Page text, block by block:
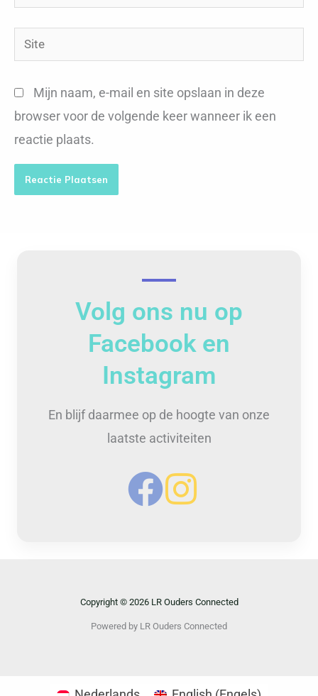
mail*
Site
Mijn naam, e-mail en site opslaan in deze
browser voor de volgende keer wanneer ik een
reactie plaats.
Volg ons nu op
Facebook en
Instagram
En blijf daarmee op de hoogte van onze
laatste activiteiten
Copyright © 2026 LR Ouders Connected
Powered by LR Ouders Connected